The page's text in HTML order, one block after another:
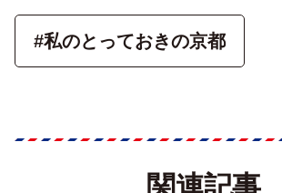
#私のとっておきの京都